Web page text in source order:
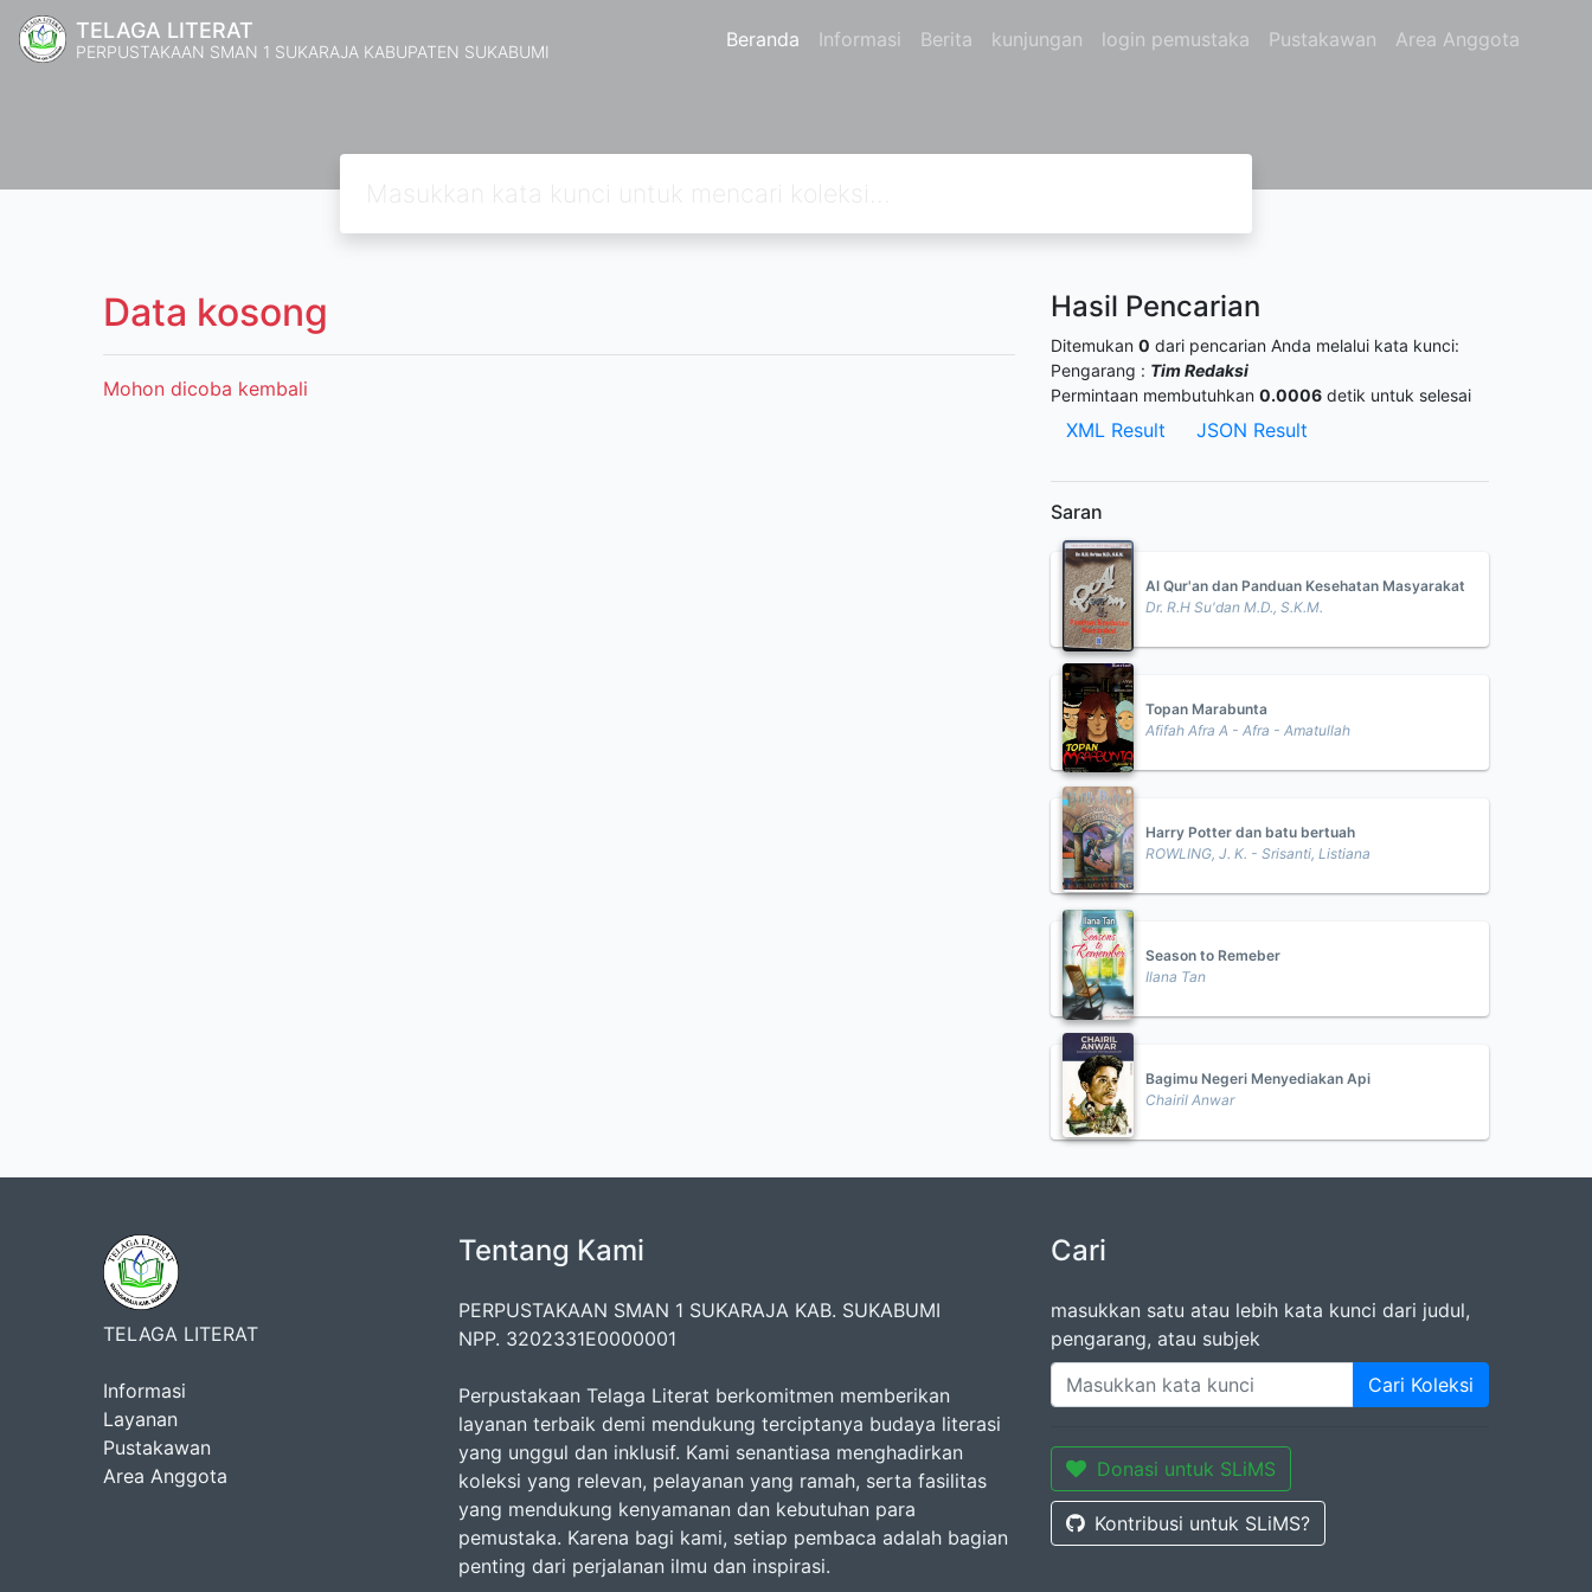
TELAGA LITERAT
PERPUSTAKAAN SMAN 1 SUKARAJA KABUPATEN SUKABUMI Beranda Informasi Berita kunjungan login pemustaka Pustakawan Area Anggota
Data kosong
Mohon dicoba kembali
Hasil Pencarian
Ditemukan 0 dari pencarian Anda melalui kata kunci:
Pengarang : Tim Redaksi
Permintaan membutuhkan 0.0006 detik untuk selesai
XML Result JSON Result
Saran
Al Qur'an dan Panduan Kesehatan Masyarakat
Dr. R.H Su'dan M.D., S.K.M.
Topan Marabunta
Afifah Afra A - Afra - Amatullah
Harry Potter dan batu bertuah
ROWLING, J. K. - Srisanti, Listiana
Season to Remeber
Ilana Tan
Bagimu Negeri Menyediakan Api
Chairil Anwar
TELAGA LITERAT
Informasi
Layanan
Pustakawan
Area Anggota
Tentang Kami
PERPUSTAKAAN SMAN 1 SUKARAJA KAB. SUKABUMI
NPP. 3202331E0000001
Perpustakaan Telaga Literat berkomitmen memberikan
layanan terbaik demi mendukung terciptanya budaya literasi
yang unggul dan inklusif. Kami senantiasa menghadirkan
koleksi yang relevan, pelayanan yang ramah, serta fasilitas
yang mendukung kenyamanan dan kebutuhan para
pemustaka. Karena bagi kami, setiap pembaca adalah bagian
penting dari perjalanan ilmu dan inspirasi.
Cari
masukkan satu atau lebih kata kunci dari judul,
pengarang, atau subjek
Cari Koleksi
Donasi untuk SLiMS
Kontribusi untuk SLiMS?